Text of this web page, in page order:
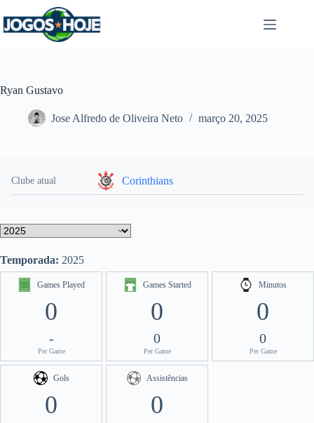
para
o
Ryan Gustavo
Jose Alfredo de Oliveira Neto março 20, 2025
Clube atual Corinthians
Temporada: 2025
Games Played
0
-
Per Game
Games Started
0
0
Per Game
Minutos
0
0
Per Game
Gols
0
Assistências
0